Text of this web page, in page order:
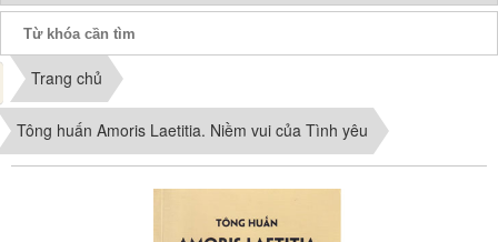
Trang chủ
Tông huấn Amoris Laetitia. Niềm vui của Tình yêu